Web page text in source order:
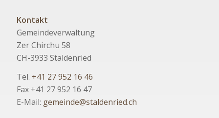
Kontakt
Gemeindeverwaltung
Zer Chirchu 58
CH-3933 Staldenried
Tel. +41 27 952 16 46
Fax +41 27 952 16 47
E-Mail: gemeinde@staldenried.ch